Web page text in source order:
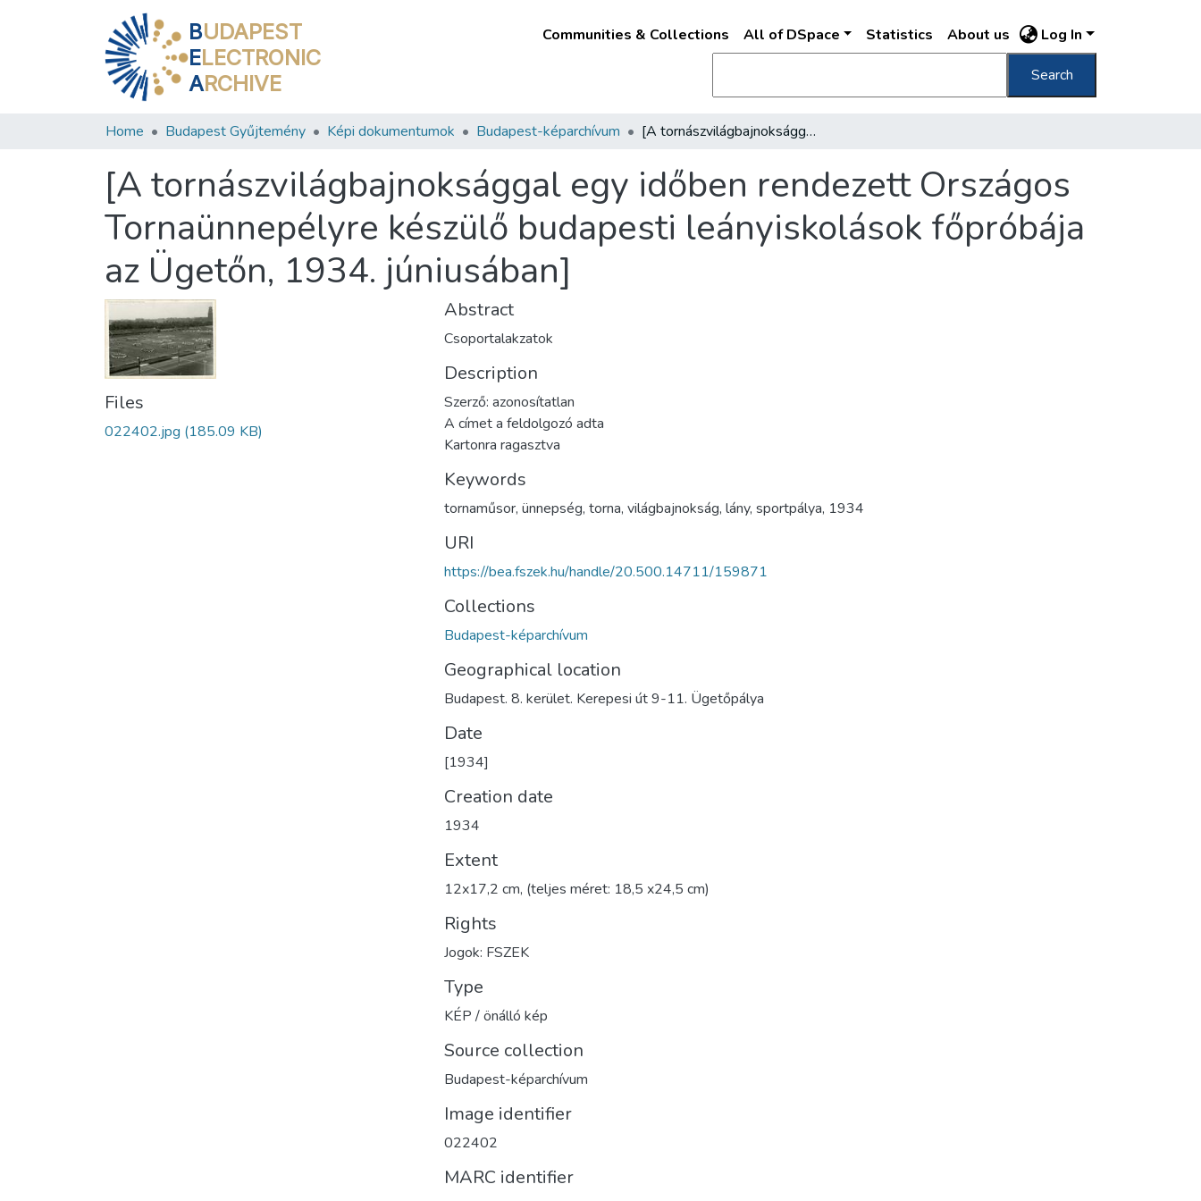
BUDAPEST
ELECTRONIC
ARCHIVE
Communities & Collections All of DSpace Statistics About us Log In
Search
Home Budapest Gyűjtemény Képi dokumentumok Budapest-képarchívum [A tornászvilágbajnoksággal egy időben rendezett Országos Tornaünnepélyre készülő budapesti leányiskolások főpróbája az Ügetőn, 1934. júniusában]
[A tornászvilágbajnoksággal egy időben rendezett Országos
Tornaünnepélyre készülő budapesti leányiskolások főpróbája
az Ügetőn, 1934. júniusában]
Files
022402.jpg (185.09 KB)
Abstract
Csoportalakzatok
Description
Szerző: azonosítatlan
A címet a feldolgozó adta
Kartonra ragasztva
Keywords
tornaműsor, ünnepség, torna, világbajnokság, lány, sportpálya, 1934
URI
https://bea.fszek.hu/handle/20.500.14711/159871
Collections
Budapest-képarchívum
Geographical location
Budapest. 8. kerület. Kerepesi út 9-11. Ügetőpálya
Date
[1934]
Creation date
1934
Extent
12x17,2 cm, (teljes méret: 18,5 x24,5 cm)
Rights
Jogok: FSZEK
Type
KÉP / önálló kép
Source collection
Budapest-képarchívum
Image identifier
022402
MARC identifier